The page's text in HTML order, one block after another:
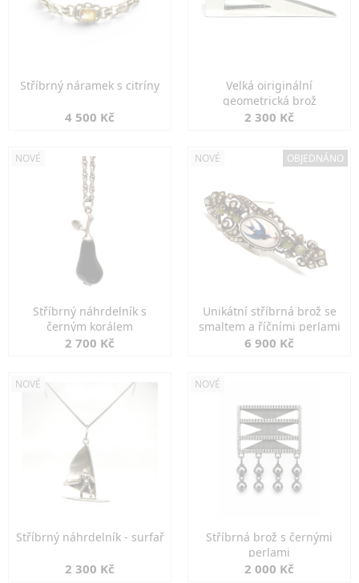
Stříbrný náramek s citríny
4 500 Kč
Velká oiriginální
geometrická brož
2 300 Kč
NOVÉ
Stříbrný náhrdelník s
černým korálem
2 700 Kč
NOVÉ OBJEDNÁNO
Unikátní stříbrná brož se
smaltem a říčními perlami
6 900 Kč
NOVÉ
Stříbrný náhrdelník - surfař
2 300 Kč
NOVÉ
Stříbrná brož s černými
perlami
2 000 Kč